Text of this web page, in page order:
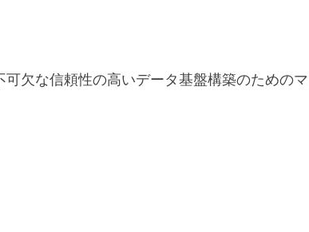
な信頼性の高いデータ基盤構築のための